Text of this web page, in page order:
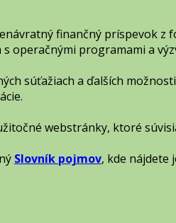
finančný príspevok z
operačnými programami a
súťažiach a ďalších
webstránky, ktoré
Slovník pojmov, kde nájdete